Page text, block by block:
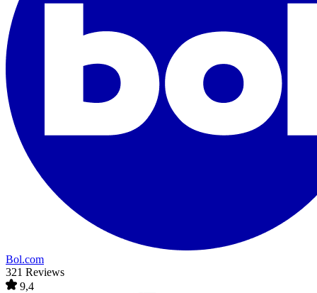
Bol.com
321 Reviews
9,4